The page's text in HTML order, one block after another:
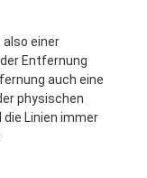
also einer
Entfernung
auch eine
physischen
Linien immer